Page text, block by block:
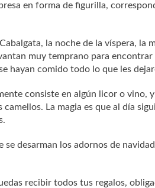
en forma de figurilla,
la noche de la víspera, la
muy temprano para encontrar
hayan comido todo lo que les
consiste en algún licor o vino,
La magia es que al día
desarman los adornos de
recibir todos tus regalos,